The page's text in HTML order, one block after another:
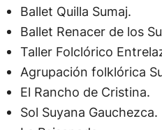
Ballet Quilla Sumaj.
Ballet Renacer de los
Taller Folclórico
Agrupación folklórica
El Rancho de Cristina.
Sol Suyana Gauchezca.